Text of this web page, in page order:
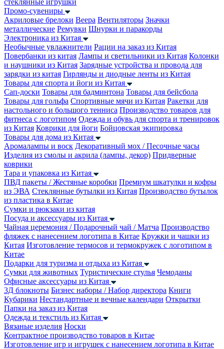
стеклянные игрушки
Промо-сувениры
Акриловые брелоки Веера Вентиляторы Значки
металлические Ремувки Шнурки и паракорды
Электроника из Китая
Необычные увлажнители Рации на заказ из Китая
Повербанки из китая Лампы и светильники из Китая Колонки
и наушники из Китая Зарядные устройства и провода для
зарядки из китая Гирлянды и диодные ленты из Китая
Товары для спорта и йоги из Китая
Сап-доски Товары для бадминтона Товары для бейсбола
Товары для гольфа Спортивные мячи из Китая Ракетки для
настольного и большого тенниса Производство товаров для
фитнеса с логотипом Одежда и обувь для спорта и тренировок
из Китая Коврики для йоги Бойцовская экипировка
Товары для дома из Китая
Аромалампы и воск Декоративный мох / Песочные часы
Изделия из смолы и акрила (лампы, декор) Придверные
коврики
Тара и упаковка из Китая
ПВД пакеты / Жестяные коробки Премиум шкатулки и кофры
из ЭВА Стеклянные бутылки из Китая Производство бутылок
из пластика в Китае
Сумки и рюкзаки из китая
Посуда и аксессуары из Китая
Чайная церемония / Подарочный чай / Матча Производство
фляжек с нанесением логотипа в Китае Кружки и чашки из
Китая Изготовление термосов и термокружек с логотипом в
Китае
Подарки для туризма и отдыха из Китая
Сумки для животных Туристические стулья Чемоданы
Офисные аксессуары из Китая
3Д блокноты Бизнес наборы / Набор директора Книги
Кубарики Нестандартные и вечные календари Открытки
Папки на заказ из Китая
Одежда и текстиль из Китая
Вязаные изделия Носки
Контрактное производство товаров в Китае
Изготовление игр и игрушек с нанесением логотипа в Китае